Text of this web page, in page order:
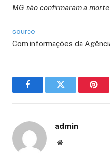
MG não confirmaram a
source
Com informações da
FacebookTwitter
admin
Website